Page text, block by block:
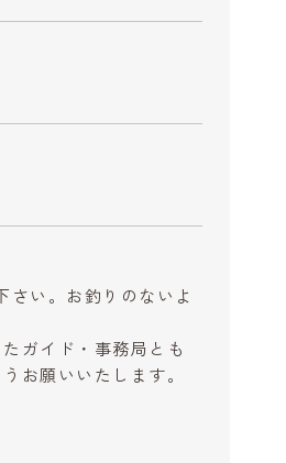
さい。お釣りのないよ
ガイド・事務局とも
お願いいたします。